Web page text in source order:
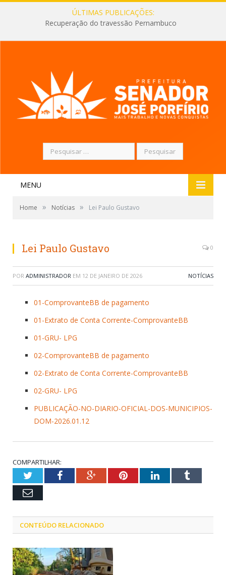
ÚLTIMAS PUBLICAÇÕES:
Recuperação do travessão Pernambuco
Pesquisar
por:
MENU
Home » Notícias » Lei Paulo Gustavo
Lei Paulo Gustavo 0
POR ADMINISTRADOR EM 12 DE JANEIRO DE 2026 NOTÍCIAS
01-ComprovanteBB de pagamento
01-Extrato de Conta Corrente-ComprovanteBB
01-GRU- LPG
02-ComprovanteBB de pagamento
02-Extrato de Conta Corrente-ComprovanteBB
02-GRU- LPG
PUBLICAÇÃO-NO-DIARIO-OFICIAL-DOS-MUNICIPIOS-
DOM-2026.01.12
COMPARTILHAR:
TwitterFacebookGoogle+PinterestLinkedInTumblr
Email
CONTEÚDO RELACIONADO